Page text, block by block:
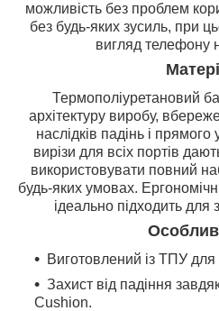
можливість без проблем
без будь-яких зусиль, при
вигляд телефону
Термополіуретановий
архітектуру виробу,
наслідків падінь і
вирізи для всіх портів
використовувати повний
будь-яких умовах.
ідеально підходить для
Виготовлений із ТПУ для
Захист від падіння
Cushion.